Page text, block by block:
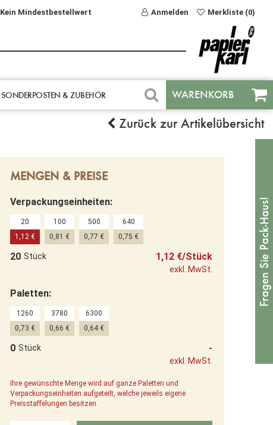
Kein Mindestbestellwert Anmelden Merkliste (0)
Zurück zur Artikelübersicht
SONDERPOSTEN & ZUBEHÖR WARENKORB
MENGEN & PREISE
Verpackungseinheiten:
20
1,12 €
100
0,81 €
500
0,77 €
640
0,75 €
20 Stück 1,12 €/Stück
exkl. MwSt.
Paletten:
1260
0,73 €
3780
0,66 €
6300
0,64 €
0 Stück -
exkl. MwSt.
Ihre gewünschte Menge wird auf ganze Paletten und
Verpackungseinheiten aufgeteilt, welche jeweils eigene
Preisstaffelungen besitzen.